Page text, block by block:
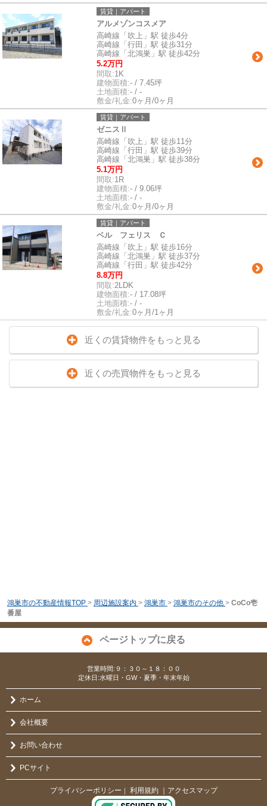
賃貸｜アパート
アルメゾンコスメア
高崎線「吹上」駅 徒歩4分
高崎線「行田」駅 徒歩31分
高崎線「北鴻巣」駅 徒歩42分
5.2万円
間取:1K
建物面積:- / 7.45坪
土地面積:- / -
敷金/礼金:0ヶ月/0ヶ月
賃貸｜アパート
ゼニスⅡ
高崎線「吹上」駅 徒歩11分
高崎線「行田」駅 徒歩39分
高崎線「北鴻巣」駅 徒歩38分
5.1万円
間取:1R
建物面積:- / 9.06坪
土地面積:- / -
敷金/礼金:0ヶ月/0ヶ月
賃貸｜アパート
ベル フェリス Ｃ
高崎線「吹上」駅 徒歩16分
高崎線「北鴻巣」駅 徒歩37分
高崎線「行田」駅 徒歩42分
8.8万円
間取:2LDK
建物面積:- / 17.08坪
土地面積:- / -
敷金/礼金:0ヶ月/1ヶ月
近くの賃貸物件をもっと見る
近くの売買物件をもっと見る
鴻巣市の不動産情報TOP > 周辺施設案内 > 鴻巣市 > 鴻巣市のその他 > CoCo壱
番屋
ページトップに戻る
営業時間:９：３０～１８：００
定休日:水曜日・GW・夏季・年末年始
ホーム
会社概要
お問い合わせ
PCサイト
プライバシーポリシー ｜ 利用規約 ｜アクセスマップ